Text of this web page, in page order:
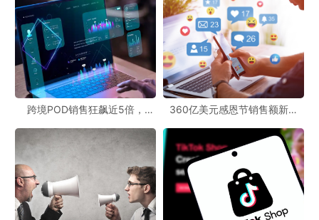
跨境POD销售狂飙近5倍，
360亿美元感恩节销售额新纪
新风潮！